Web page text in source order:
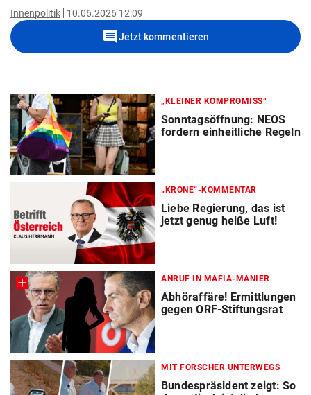
Innenpolitik 10.06.2026 12:09
commentJetzt kommentieren
„KLEINER KOMPROMISS“
Sonntagsöffnung: NEOS
fordern einheitliche Regeln
„KRONE“-KOMMENTAR
Liebe Regierung, das ist
jetzt genug heiße Luft!
ANRUF IN MAFIA-MANIER
Abhöraffäre! Ermittlungen
gegen ORF-Stiftungsrat
MIT FORSCHER UNTERWEGS
Bundespräsident zeigt: So